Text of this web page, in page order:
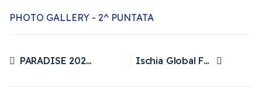
PHOTO GALLERY - 2^ PUNTATA
Articolo precedente: PARADISE 2026, venerdì 3 aprile, al Teatro San Carlo di Napoli con Ste, Gragnaniello, Canovic, Zurzolo, Gallo e Sastri
PARADISE 2026, venerdì 3 aprile, al Teatro San Carlo di Napoli con Ste, Gragnaniello, Canovic, Zurzolo, Gallo e Sastri
Articolo successivo: Ischia Global Film & Music Festival 2026 – Ci vediamo dal 12 al 19 luglio
Ischia Global Film & Music Festival 2026 – Ci vediamo dal 12 al 19 luglio